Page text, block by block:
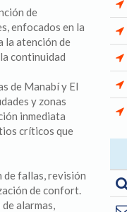
de
enfocados en la
la atención de
continuidad
de Manabí y El
y zonas
inmediata
críticos que
fallas, revisión
de confort.
alarmas,